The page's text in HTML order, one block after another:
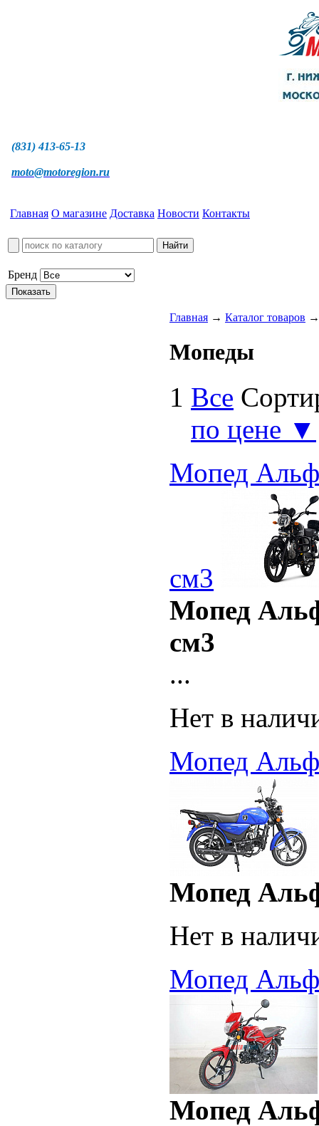
(831) 413-65-13
moto@motoregion.ru
Главная О магазине Доставка Новости Контакты
Бренд
Главная → Каталог товаров
Мопеды
1 Все
по цене ▼
Мопед
см3
Мопед
см3
...
Нет в
Мопед
Мопед
Нет в
Мопед
Мопед